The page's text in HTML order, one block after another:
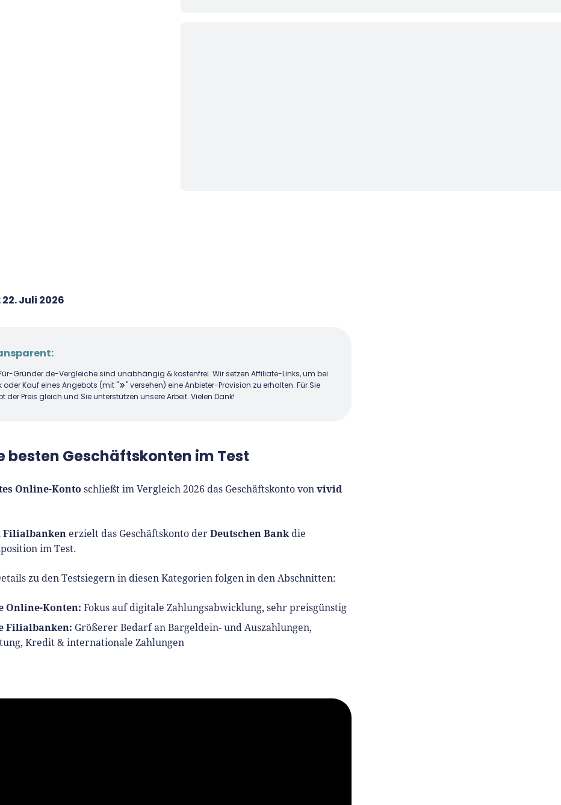
22. Juli 2026
Gründer.de-Vergleiche sind unabhängig & kostenfrei. Wir setzen Affiliate-Links, um bei
oder Kauf eines Angebots (mit "
" versehen) eine Anbieter-Provision zu erhalten. Für Sie
der Preis gleich und Sie unterstützen unsere Arbeit. Vielen Dank!
besten Geschäftskonten im Test
Online-Konto schließt im Vergleich 2026 das Geschäftskonto von vivid
Filialbankenerzielt das Geschäftskonto der Deutschen Bankdie
im Test.
zu den Testsiegern in diesen Kategorien folgen in den Abschnitten:
Online-Konten:Fokus auf digitale Zahlungsabwicklung, sehr preisgünstig
Filialbanken: Größerer Bedarf an Bargeldein- und Auszahlungen,
Kredit & internationale Zahlungen